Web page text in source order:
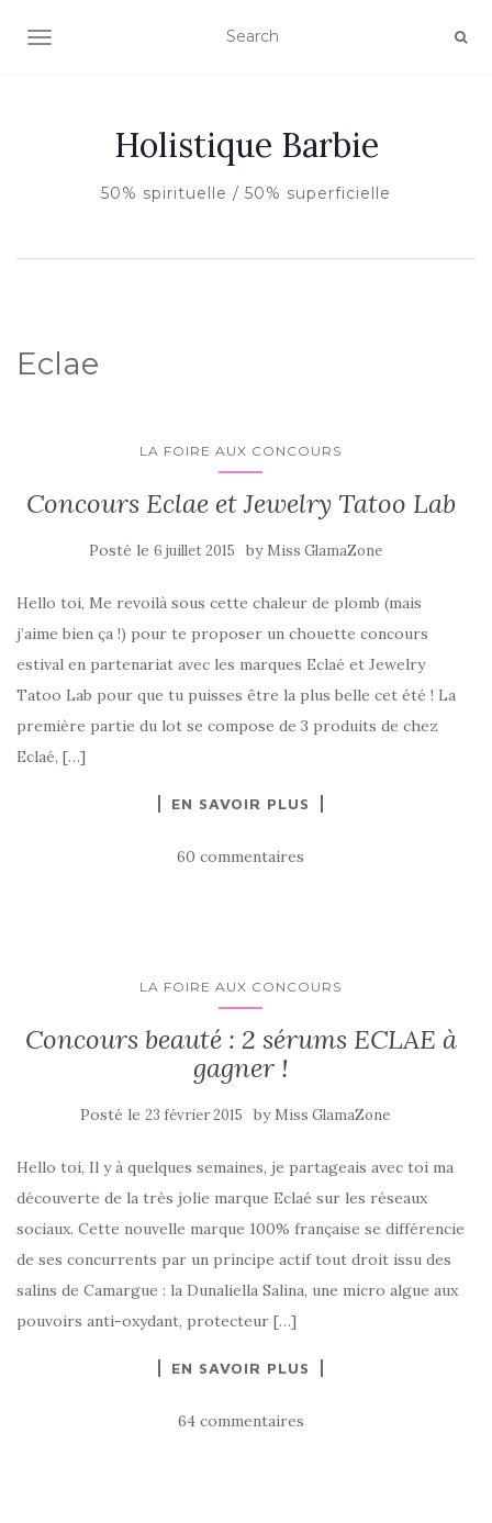
AFFICHER/MASQUER LA NAVIGATION
Holistique Barbie
50% spirituelle / 50% superficielle
Eclae
LA FOIRE AUX CONCOURS
Concours Eclae et Jewelry Tatoo Lab
Posté le 6 juillet 2015 by Miss GlamaZone
Hello toi, Me revoilà sous cette chaleur de plomb (mais
j’aime bien ça !) pour te proposer un chouette concours
estival en partenariat avec les marques Eclaé et Jewelry
Tatoo Lab pour que tu puisses être la plus belle cet été ! La
première partie du lot se compose de 3 produits de chez
Eclaé, […]
EN SAVOIR PLUS
60 commentaires
LA FOIRE AUX CONCOURS
Concours beauté : 2 sérums ECLAE à
gagner !
Posté le 23 février 2015 by Miss GlamaZone
Hello toi, Il y à quelques semaines, je partageais avec toi ma
découverte de la très jolie marque Eclaé sur les réseaux
sociaux. Cette nouvelle marque 100% française se différencie
de ses concurrents par un principe actif tout droit issu des
salins de Camargue : la Dunaliella Salina, une micro algue aux
pouvoirs anti-oxydant, protecteur […]
EN SAVOIR PLUS
64 commentaires